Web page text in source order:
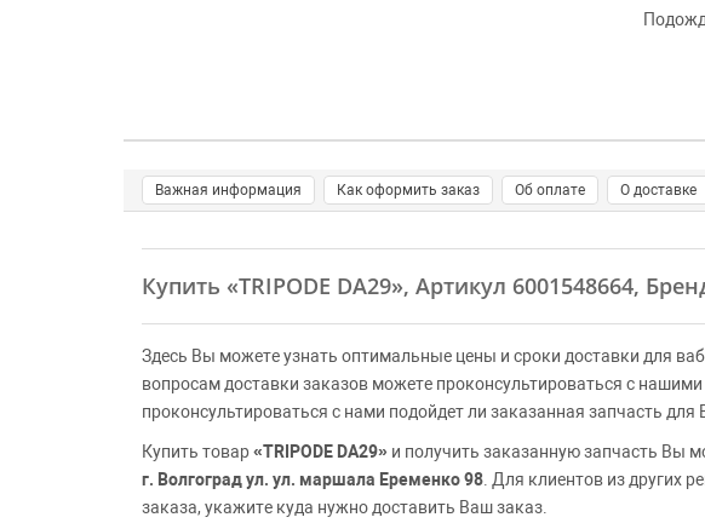
Важная информация Как оформить заказ Об оплате О доставке
Купить «TRIPODE DA29», Артикул 6001548664,
Здесь Вы можете узнать оптимальные цены и сроки доставки для
вопросам доставки заказов можете проконсультироваться с
проконсультироваться с нами подойдет ли заказанная запчасть для
Купить товар«TRIPODE DA29» и получить заказанную запчасть Вы
г. Волгоград ул. ул. маршала Еременко 98 . Для клиентов из других
заказа, укажите куда нужно доставить Ваш заказ.